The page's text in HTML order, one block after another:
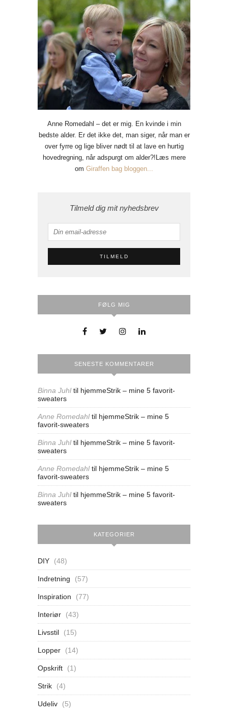
Anne Romedahl – det er mig. En kvinde i min
bedste alder. Er det ikke det, man siger, når man er
over fyrre og lige bliver nødt til at lave en hurtig
hovedregning, når adspurgt om alder?!Læs mere
om Giraffen bag bloggen...
Tilmeld dig mit nyhedsbrev
FØLG MIG
SENESTE KOMMENTARER
Binna Juhltil hjemmeStrik – mine 5 favorit-
sweaters
Anne Romedahltil hjemmeStrik – mine 5
favorit-sweaters
Binna Juhltil hjemmeStrik – mine 5 favorit-
sweaters
Anne Romedahltil hjemmeStrik – mine 5
favorit-sweaters
Binna Juhltil hjemmeStrik – mine 5 favorit-
sweaters
KATEGORIER
DIY (48)
Indretning (57)
Inspiration (77)
Interiør (43)
Livsstil (15)
Lopper (14)
Opskrift (1)
Strik (4)
Udeliv (5)